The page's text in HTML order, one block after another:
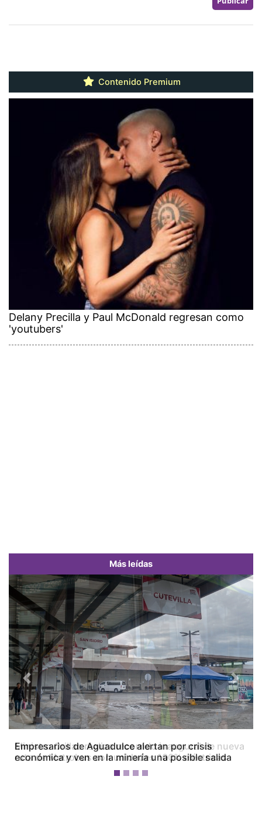
Contenido Premium
Delany Precilla y Paul McDonald regresan como
'youtubers'
Más leídas
Empresarios de Aguadulce alertan por crisis
económica y ven en la minería una posible salida
Previous Next